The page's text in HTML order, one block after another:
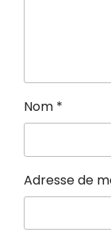
Nom *
Adresse de